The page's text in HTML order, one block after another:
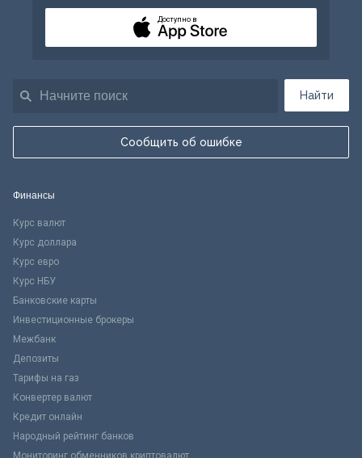
Найти
Сообщить об ошибке
Доступно в
Финансы
Курс валют
Курс доллара
Курс евро
Курс НБУ
Банковские карты
Инвестиционные брокеры
Межбанк
Депозиты
Тарифы на газ
Конвертер валют
Кредит онлайн
Народный рейтинг банков
Мониторинг обменников криптовалют